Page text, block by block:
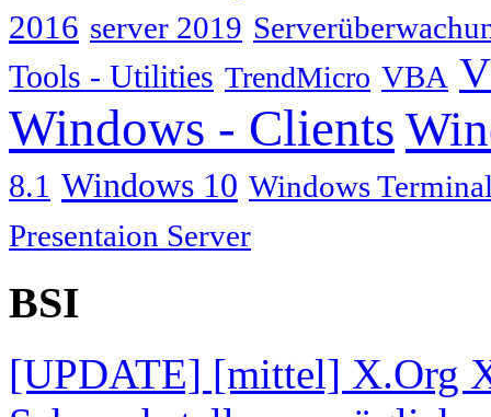
2016 server 2019
Tools - Utilities TrendMicro VBA
Windows - Clients
8.1 Windows 10 Windows
Presentaion Server
BSI
[UPDATE] [mittel] X.Org